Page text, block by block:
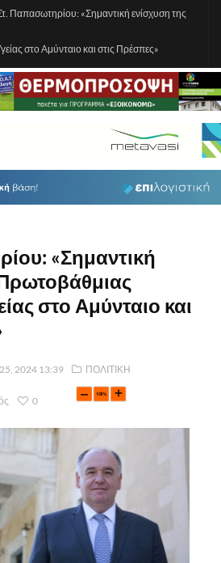
Παπασωτηρίου: «Σημαντική ενίσχυση της
στο Αμύνταιο και στις Πρέσπες»
«Σημαντική
στο Αμύνταιο και
2024 13:39 ΠΟΛΙΤΙΚΗ
0